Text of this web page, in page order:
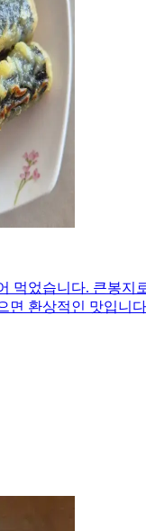
먹었습니다. 큰봉지
면 환상적인 맛입니